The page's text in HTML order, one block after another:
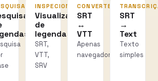
INSPECIONAR
Visualizador
de
legendas
SRT,
VTT,
SRV
CONVERTER
SRT
↔
VTT
Apenas
navegador
SRT
→
Text
Texto
simples